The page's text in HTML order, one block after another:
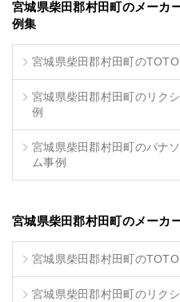
宮城県柴田郡村田町のメーカ
例集
宮城県柴田郡村田町の
宮城県柴田郡村田町のリク
例
宮城県柴田郡村田町のパナ
ム事例
宮城県柴田郡村田町のメーカ
宮城県柴田郡村田町の
宮城県柴田郡村田町のリク